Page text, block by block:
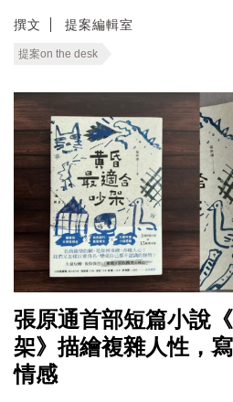
撰文 提案編輯室
提案on the desk
張原通首部短篇小說
架》描繪複雜人性，
情感